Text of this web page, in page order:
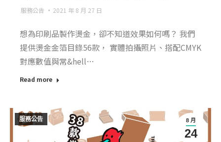
服務公告 2021 年 8 月 27 日
想為印刷品製作燙金，卻不知道效果如何嗎？ 我們
提供燙金金箔目錄56款， 實體拍攝照片、搭配CMYK
對應數值與常&hell…
Read more
8 月
24
服務公告